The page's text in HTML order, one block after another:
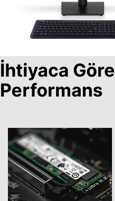
İhtiyaca
Performans